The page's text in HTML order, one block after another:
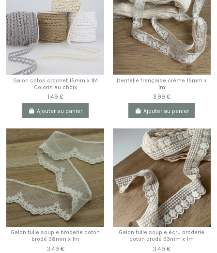
Galon coton crochet 15mm x 1M
Coloris au choix
1,49 €
Ajouter au panier
Dentelle française crème 15mm x
1m
3,99 €
Ajouter au panier
Galon tulle souple broderie coton
brodé 38mm x 1m
3,49 €
Galon tulle souple écru broderie
coton brodé 33mm x 1m
3,49 €